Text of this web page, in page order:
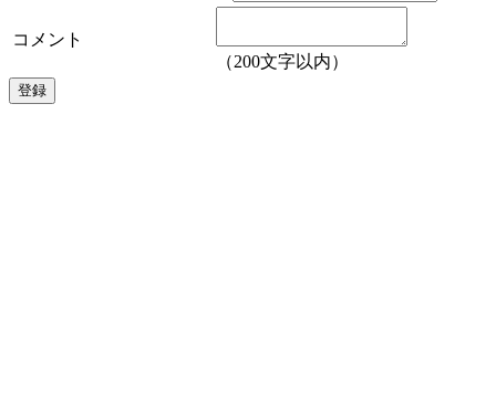
コメント
（200文字以内）